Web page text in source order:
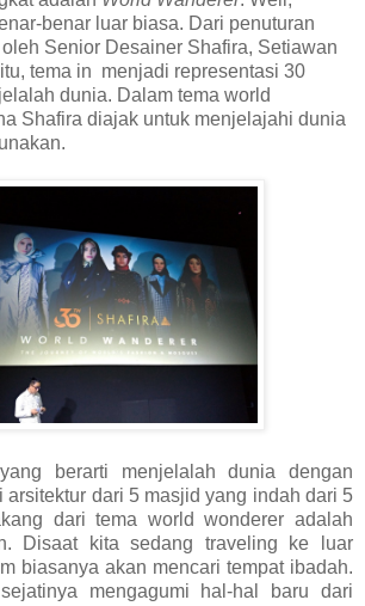
benar luar biasa. Dari penuturan
Senior Desainer Shafira, Setiawan
tema in menjadi representasi 30
dunia. Dalam tema world
Shafira diajak untuk menjelajahi dunia
berarti menjelalah dunia dengan
arsitektur dari 5 masjid yang indah dari 5
dari tema world wonderer adalah
Disaat kita sedang traveling ke luar
biasanya akan mencari tempat ibadah.
mengagumi hal-hal baru dari